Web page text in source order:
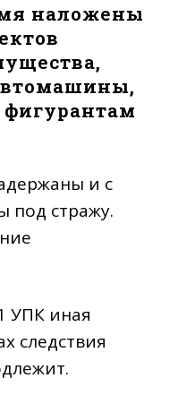
наложены
и с
под стражу.
УПК иная
следствия